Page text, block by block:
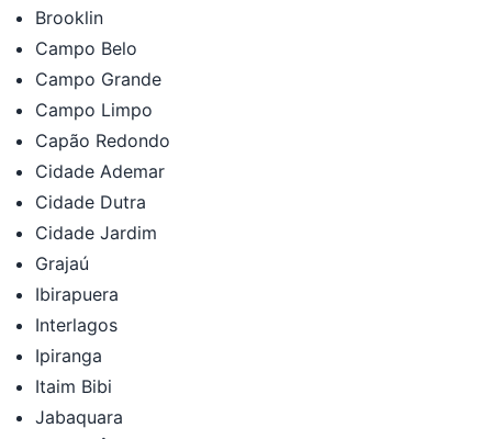
Brooklin
Campo Belo
Campo Grande
Campo Limpo
Capão Redondo
Cidade Ademar
Cidade Dutra
Cidade Jardim
Grajaú
Ibirapuera
Interlagos
Ipiranga
Itaim Bibi
Jabaquara